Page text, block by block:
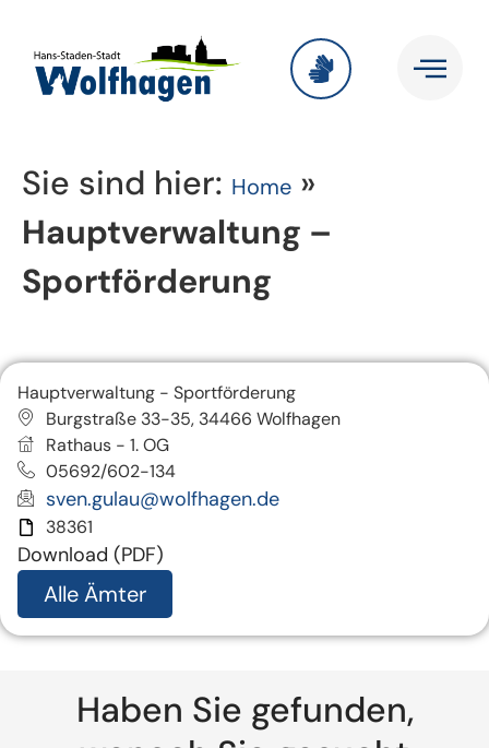
Sie sind hier: Home »
Hauptverwaltung –
Sportförderung
Hauptverwaltung - Sportförderung
Burgstraße 33-35, 34466 Wolfhagen
Rathaus - 1. OG
05692/602-134
sven.gulau@wolfhagen.de
38361
Download (PDF)
Alle Ämter
Haben Sie gefunden,